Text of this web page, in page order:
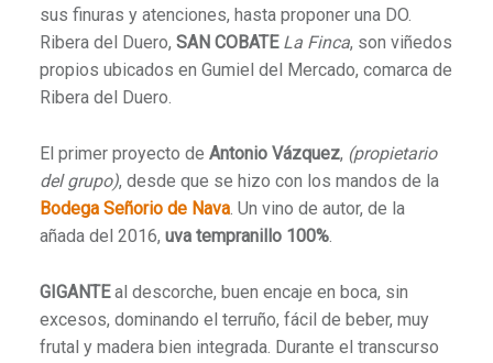
sus finuras y atenciones, hasta proponer una DO.
Ribera del Duero, SAN COBATE La Finca, son viñedos
propios ubicados en Gumiel del Mercado, comarca de
Ribera del Duero.
El primer proyecto de Antonio Vázquez, (propietario
del grupo), desde que se hizo con los mandos de la
Bodega Señorio de Nava. Un vino de autor, de la
añada del 2016, uva tempranillo 100%.
GIGANTEal descorche, buen encaje en boca, sin
excesos, dominando el terruño, fácil de beber, muy
frutal y madera bien integrada. Durante el transcurso